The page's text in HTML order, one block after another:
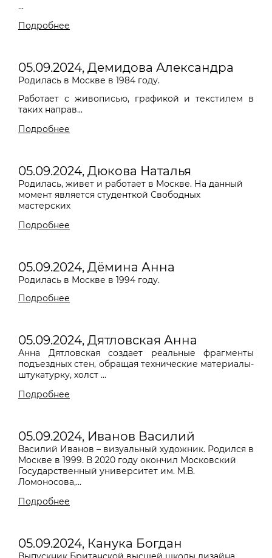
...
Подробнее
05.09.2024, Демидова Александра
Родилась в Москве в 1984 году.
Работает с живописью, графикой и текстилем в
таких направ...
Подробнее
05.09.2024, Дюкова Наталья
Родилась, живет и работает в Москве. На данный
момент является студенткой Свободных
мастерских
Подробнее
05.09.2024, Дёмина Анна
Родилась в Москве в 1994 году.
Подробнее
05.09.2024, Дятловская Анна
Анна Дятловская создает реальные фрагменты
подъездных стен, обращая технические материалы-
штукатурку, холст ...
Подробнее
05.09.2024, Иванов Василий
Василий Иванов – визуальный художник. Родился в
Москве в 1999. В 2020 году окончил Московский
Государственный университет им. М.В.
Ломоносова,...
Подробнее
05.09.2024, Канука Богдан